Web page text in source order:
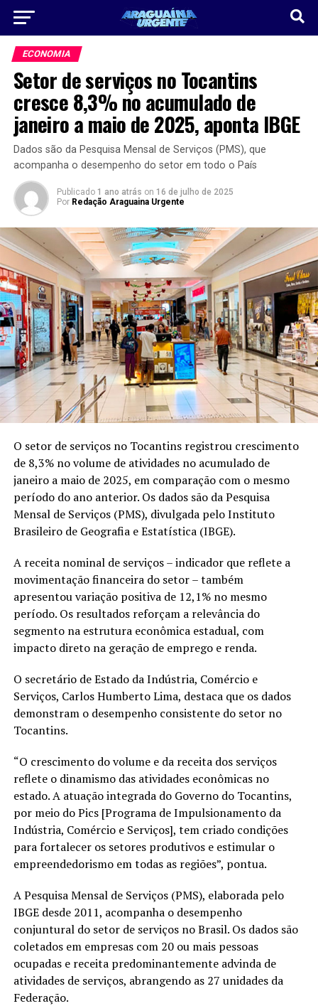
ECONOMIA
Setor de serviços no Tocantins
cresce 8,3% no acumulado de
janeiro a maio de 2025, aponta IBGE
Dados são da Pesquisa Mensal de Serviços (PMS), que
acompanha o desempenho do setor em todo o País
Publicado 1 ano atrás on 16 de julho de 2025
Por Redação Araguaina Urgente
O setor de serviços no Tocantins registrou crescimento
de 8,3% no volume de atividades no acumulado de
janeiro a maio de 2025, em comparação com o mesmo
período do ano anterior. Os dados são da Pesquisa
Mensal de Serviços (PMS), divulgada pelo Instituto
Brasileiro de Geografia e Estatística (IBGE).
A receita nominal de serviços – indicador que reflete a
movimentação financeira do setor – também
apresentou variação positiva de 12,1% no mesmo
período. Os resultados reforçam a relevância do
segmento na estrutura econômica estadual, com
impacto direto na geração de emprego e renda.
O secretário de Estado da Indústria, Comércio e
Serviços, Carlos Humberto Lima, destaca que os dados
demonstram o desempenho consistente do setor no
Tocantins.
“O crescimento do volume e da receita dos serviços
reflete o dinamismo das atividades econômicas no
estado. A atuação integrada do Governo do Tocantins,
por meio do Pics [Programa de Impulsionamento da
Indústria, Comércio e Serviços], tem criado condições
para fortalecer os setores produtivos e estimular o
empreendedorismo em todas as regiões”, pontua.
A Pesquisa Mensal de Serviços (PMS), elaborada pelo
IBGE desde 2011, acompanha o desempenho
conjuntural do setor de serviços no Brasil. Os dados são
coletados em empresas com 20 ou mais pessoas
ocupadas e receita predominantemente advinda de
atividades de serviços, abrangendo as 27 unidades da
Federação.